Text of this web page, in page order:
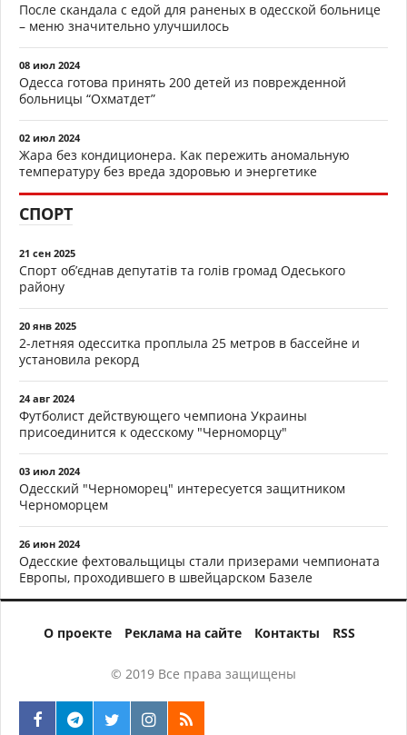
После скандала с едой для раненых в одесской больнице
– меню значительно улучшилось
08 июл 2024
Одесса готова принять 200 детей из поврежденной
больницы “Охматдет”
02 июл 2024
Жара без кондиционера. Как пережить аномальную
температуру без вреда здоровью и энергетике
СПОРТ
21 сен 2025
Спорт об’єднав депутатів та голів громад Одеського
району
20 янв 2025
2-летняя одесситка проплыла 25 метров в бассейне и
установила рекорд
24 авг 2024
Футболист действующего чемпиона Украины
присоединится к одесскому "Черноморцу"
03 июл 2024
Одесский "Черноморец" интересуется защитником
Черноморцем
26 июн 2024
Одесские фехтовальщицы стали призерами чемпионата
Европы, проходившего в швейцарском Базеле
О проекте Реклама на сайте Контакты RSS
© 2019 Все права защищены